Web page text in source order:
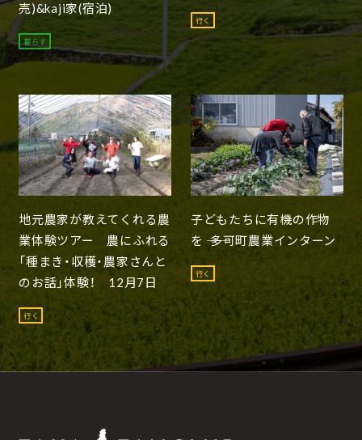
売)&kaji家(宿泊)
暮らす
行く
地元農家が教えてくれる農
業体験ツアー 農にふれる
「種まき・収穫・農家さんと
のお話」体験！ 12月7日
行く
子どもたちに有機の作物
を ―― 多可町農業インターン
行く